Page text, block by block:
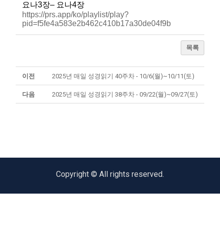
요나3장– 요나4장
https://prs.app/ko/playlist/play?
pid=f5fe4a583e2b462c410b17a30de04f9b
목록
이전 2025년 매일 성경읽기 40주차 - 10/6(월)~10/11(토)
다음 2025년 매일 성경읽기 38주차 - 09/22(월)~09/27(토)
Copyright © All rights reserved.